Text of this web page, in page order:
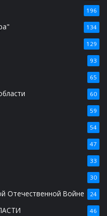
196
134
129
93
65
60
59
54
47
33
30
Отечественной Войне 24
46